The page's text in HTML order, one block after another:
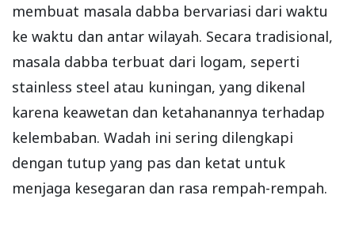
membuat masala dabba bervariasi dari waktu
ke waktu dan antar wilayah. Secara tradisional,
masala dabba terbuat dari logam, seperti
stainless steel atau kuningan, yang dikenal
karena keawetan dan ketahanannya terhadap
kelembaban. Wadah ini sering dilengkapi
dengan tutup yang pas dan ketat untuk
menjaga kesegaran dan rasa rempah-rempah.